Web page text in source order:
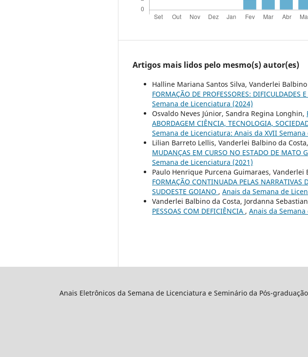
Artigos mais lidos pelo mesmo(s) autor(es)
Halline Mariana Santos Silva, Vanderlei Balbino
FORMAÇÃO DE PROFESSORES: DIFICULDADES E
Semana de Licenciatura (2024)
Osvaldo Neves Júnior, Sandra Regina Longhin,
ABORDAGEM CIÊNCIA, TECNOLOGIA,
Semana de Licenciatura: Anais da XVII
Lilian Barreto Lellis, Vanderlei Balbino da Costa,
MUDANÇAS EM CURSO NO ESTADO DE MATO
Semana de Licenciatura (2021)
Paulo Henrique Purcena Guimaraes,
FORMAÇÃO CONTINUADA PELAS NARRATIVAS
SUDOESTE GOIANO , Anais da Semana de
Vanderlei Balbino da Costa, Jordanna
PESSOAS COM DEFICIÊNCIA , Anais da
Anais Eletrônicos da Semana de Licenciatura e Seminário da Pós-